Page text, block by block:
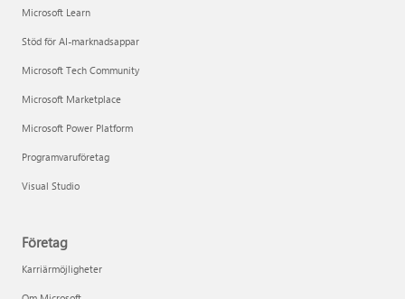
Microsoft Learn
Stöd för AI-marknadsappar
Microsoft Tech Community
Microsoft Marketplace
Microsoft Power Platform
Programvaruföretag
Visual Studio
Företag
Karriärmöjligheter